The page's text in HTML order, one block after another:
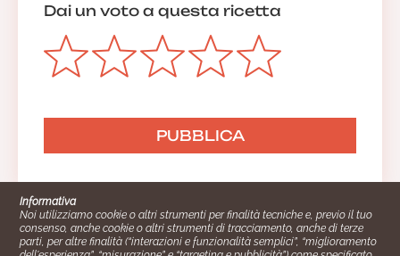
Dai un voto a questa ricetta
Informativa
Noi utilizziamo cookie o altri strumenti per finalità tecniche e, previo il tuo
consenso, anche cookie o altri strumenti di tracciamento, anche di terze
parti, per altre finalità (“interazioni e funzionalità semplici”, “miglioramento